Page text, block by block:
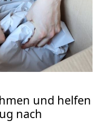
und helfen
nach